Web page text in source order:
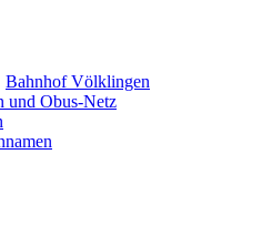
Bahnhof Völklingen
und Obus-Netz